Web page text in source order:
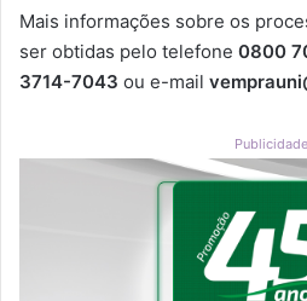
Mais informações sobre os
ser obtidas pelo telefone 0800
3714-7043 ou e-mail
Publicidade